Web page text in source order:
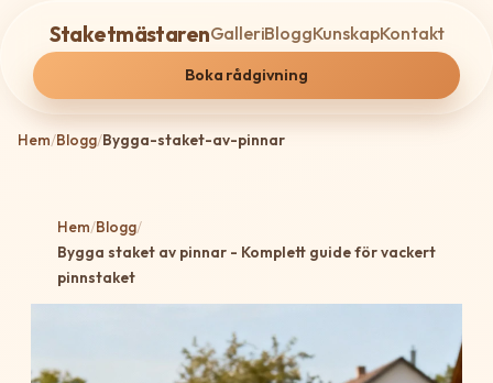
StaketmästarenGalleriBloggKunskapKontakt
Boka rådgivning
Hem/Blogg/Bygga-staket-av-pinnar
Hem/Blogg/
Bygga staket av pinnar - Komplett guide för vackert
pinnstaket